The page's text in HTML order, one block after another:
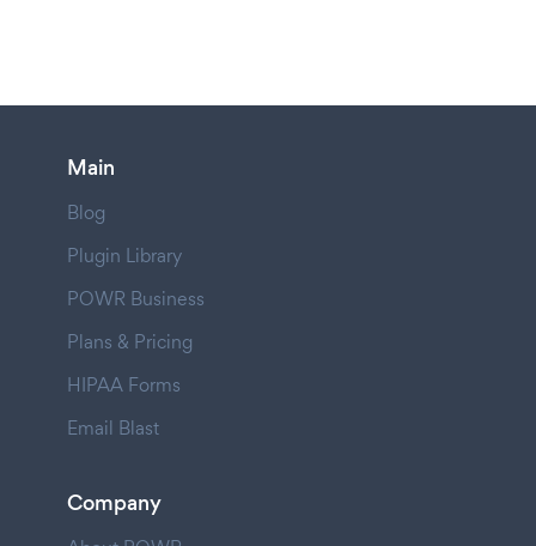
Main
Blog
Plugin Library
POWR Business
Plans & Pricing
HIPAA Forms
Email Blast
Company